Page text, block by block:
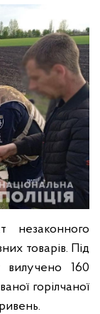
незаконного
товарів. Під
вилучено 160
горілчаної